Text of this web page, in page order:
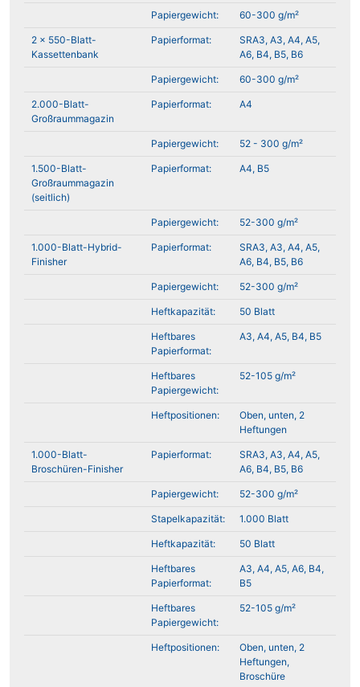
Papiergewicht: 60-300 g/m²
2 x 550-Blatt-
Kassettenbank
Papierformat:
SRA3, A3, A4, A5,
A6, B4, B5, B6
Papiergewicht: 60-300 g/m²
2.000-Blatt-
Großraummagazin
Papierformat: A4
Papiergewicht: 52 - 300 g/m²
1.500-Blatt-
Großraummagazin
(seitlich)
Papierformat: A4, B5
Papiergewicht: 52-300 g/m²
1.000-Blatt-Hybrid-
Finisher
Papierformat:
SRA3, A3, A4, A5,
A6, B4, B5, B6
Papiergewicht: 52-300 g/m²
Heftkapazität: 50 Blatt
Heftbares
Papierformat:
A3, A4, A5, B4, B5
Heftbares
Papiergewicht:
52-105 g/m²
Heftpositionen:
Oben, unten, 2
Heftungen
1.000-Blatt-
Broschüren-Finisher
Papierformat:
SRA3, A3, A4, A5,
A6, B4, B5, B6
Papiergewicht: 52-300 g/m²
Stapelkapazität: 1.000 Blatt
Heftkapazität: 50 Blatt
Heftbares
Papierformat:
A3, A4, A5, A6, B4,
B5
Heftbares
Papiergewicht:
52-105 g/m²
Heftpositionen:
Oben, unten, 2
Heftungen,
Broschüre